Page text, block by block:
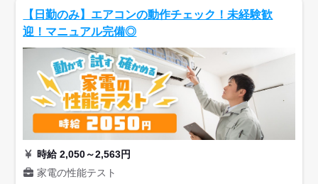
【日勤のみ】エアコンの動作チェック！未経験歓
迎！マニュアル完備◎
時給 2,050～2,563円
家電の性能テスト